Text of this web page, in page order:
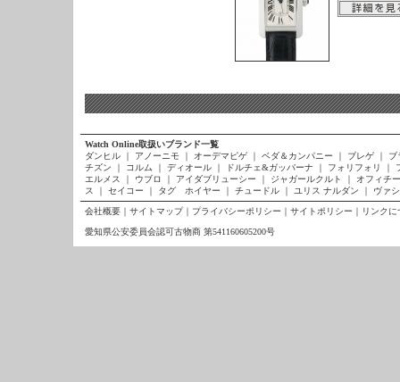
Watch Online取扱いブランド一覧
ダンヒル
｜ アノーニモ ｜ オーデマピゲ ｜ ベダ＆カンパニー ｜ ブレゲ ｜
ブ
チズン
｜ コルム ｜ ディオール ｜ ドルチェ&ガッバーナ ｜ フォリフォリ ｜
エルメス
｜ ウブロ ｜ アイダブリューシー ｜ ジャガールクルト ｜
オフィチ
ス
｜ セイコー ｜ タグ ホイヤー ｜ チュードル ｜ ユリス ナルダン ｜ ヴァ
会社概要 ｜ サイトマップ｜ プライバシーポリシー ｜ サイトポリシー ｜ リンクに
愛知県公安委員会認可古物商 第541160605200号